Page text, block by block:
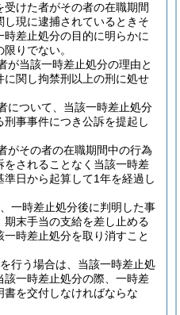
けた者がその者の在職期間
現に逮捕されているときそ
差止処分の目的に明らかに
りでない。
が当該一時差止処分の理由と
に関し拘禁刑以上の刑に処せ
について、当該一時差止処分
事事件につき公訴を提起し
がその者の在職期間中の行為
をされることなく当該一時差
準日から起算して1年を経過し
一時差止処分後に判明した事
末手当の支給を差し止める
時差止処分を取り消すこと
行う場合は、当該一時差止処
一時差止処分の際、一時差
書を交付しなければならな